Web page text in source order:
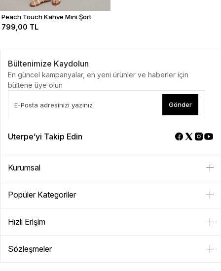
Peach Touch Kahve Mini Şort
799,00 TL
Bültenimize Kaydolun
En güncel kampanyalar, en yeni ürünler ve haberler için
bültene üye olun
Gönder
Uterpe’yi Takip Edin
Kurumsal
Popüler Kategoriler
Hızlı Erişim
Sözleşmeler